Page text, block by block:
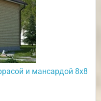
и мансардой 8х8